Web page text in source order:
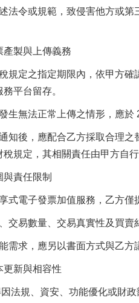
法令或規範，致侵害他方或
製與上傳義務
規定之指定期限內，依甲方
平台留存。
生無法正常上傳之情形，應
知後，應配合乙方採取合理
規定，其相關責任由甲方自行
責任限制
式電子發票加值服務，乙方僅
交易數量、交易真實性及買賣
需求，應另以書面方式與乙方
新與相容性
法規、資安、功能優化或財